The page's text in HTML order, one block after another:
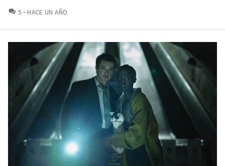
5 COMENTARIOS
HACE UN AÑO